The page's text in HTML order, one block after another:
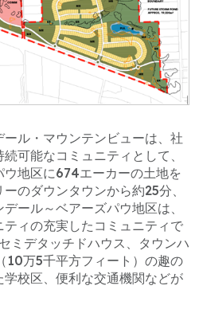
ル・マウンテンビューは、社
可能なコミュニティとして、
地区に674エーカーの土地を
のダウンタウンから約25分、
ール～ベアーズパウ地区は、
ィの充実したコミュニティで
ミデタッチドハウス、タウンハ
10万5千平方フィート）の趣の
校区、便利な交通機関などが